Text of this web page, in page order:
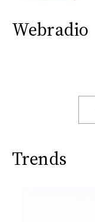
Webradio
Trends